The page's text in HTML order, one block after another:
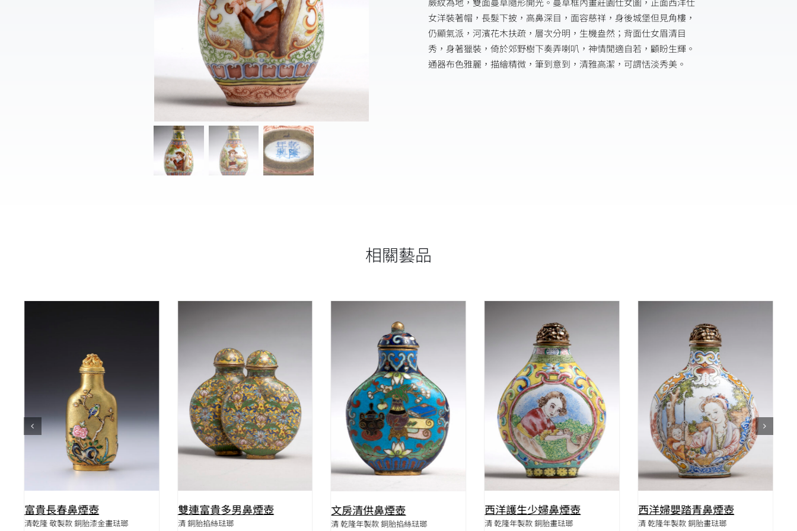
女洋裝著帽，長髮下披，高鼻深目，面容慈祥，身後城堡但見角樓，
仍顯氣派，河濱花木扶疏，層次分明，生機盎然；背面仕女眉清目
秀，身著獵裝，倚於郊野樹下奏弄喇叭，神情閒適自若，顧盼生輝。
通器布色雅麗，描繪精微，筆到意到，清雅高潔，可謂恬淡秀美。
相關藝品
QUICK VIEW
富貴長春鼻煙壺
清乾隆 敬製款 銅胎漆金畫琺瑯
QUICK VIEW
雙連富貴多男鼻煙壺
清 銅胎掐絲琺瑯
QUICK VIEW
文房清供鼻煙壺
清 乾隆年製款 銅胎掐絲琺瑯
QUICK VIEW
西洋護生少婦鼻煙壺
清 乾隆年製款 銅胎畫琺瑯
QUICK VIEW
西洋婦嬰踏青鼻煙壺
清 乾隆年製款 銅胎畫琺瑯